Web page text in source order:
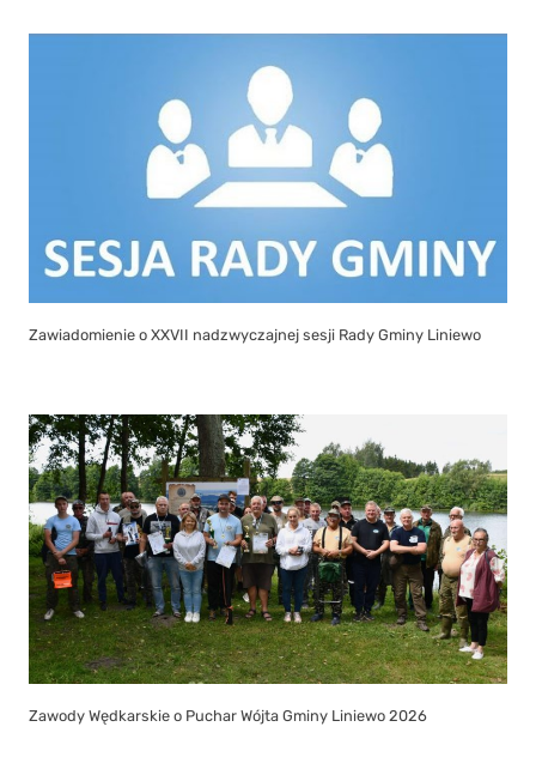
Zawiadomienie o XXVII nadzwyczajnej sesji Rady Gminy Liniewo
Zawody Wędkarskie o Puchar Wójta Gminy Liniewo 2026